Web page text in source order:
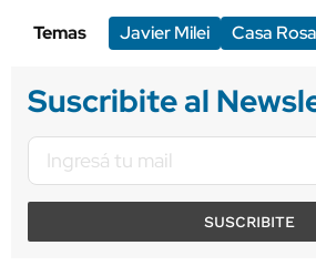
Temas
Javier Milei Casa
Suscribite al
SUSCRIBITE